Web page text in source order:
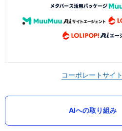
コーポレートサイト
AIへの取り組み